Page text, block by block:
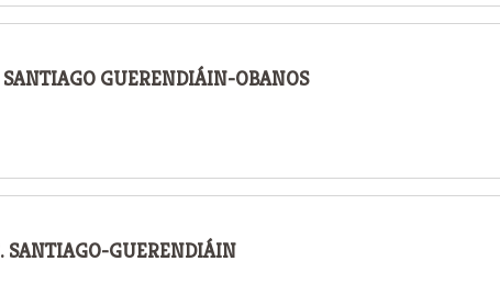
SANTIAGO GUERENDIÁIN-OBANOS
SANTIAGO-GUERENDIÁIN